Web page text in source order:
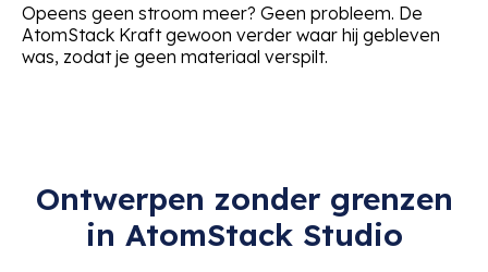
Opeens geen stroom meer? Geen probleem. De
AtomStack Kraft gewoon verder waar hij gebleven
was, zodat je geen materiaal verspilt.
Ontwerpen zonder grenzen
in AtomStack Studio